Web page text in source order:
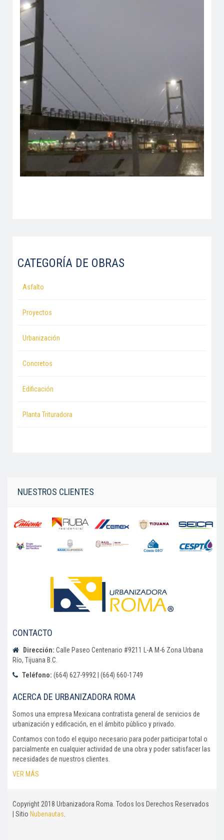
CATEGORÍA DE OBRAS
Asfalto
Proyectos
Urbanización
Concretos
Edificación
Planta Trituradora
NUESTROS CLIENTES
CONTACTO
Dirección: Calle Paseo Centenario #9211 L-A M-6 Zona Urbana
Río, Tijuana B.C.
Teléfono: (664) 627-9992 | (664) 660-1749
ACERCA DE URBANIZADORA ROMA
Somos una empresa Mexicana contratista general de servicios de
urbanización y edificación, en el ámbito público y privado.
Contamos con todo el equipo necesario para poder participar total o
parcialmente en cualquier actividad de una obra y poder satisfacer las
necesidades de nuestros clientes.
VER MÁS
Copyright 2018 Urbanizadora Roma. Todos los Derechos Reservados
| Sitio Nubenautas